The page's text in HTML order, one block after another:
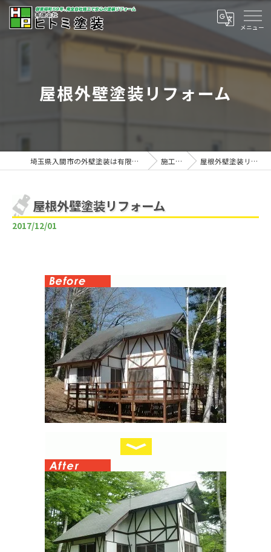
屋根外壁塗装リフォーム
埼玉県入間市の外壁塗装は有限会社ヒトミ塗装 施工事例 屋根外壁塗装リフォーム
屋根外壁塗装リフォーム
2017/12/01